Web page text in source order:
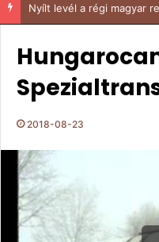
Nyílt levél a régi magyar
2018-08-23